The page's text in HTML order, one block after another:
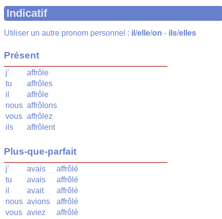
Indicatif
Utiliser un autre pronom personnel : il /elle/on - ils/elles
Présent
j'
affrôle
tu
affrôles
il
affrôle
nous affrôlons
vous affrôlez
ils
affrôlent
Plus-que-parfait
j' avais
affrôlé
tu
avais
affrôlé
il
avait
affrôlé
nous avions
affrôlé
vous aviez
affrôlé